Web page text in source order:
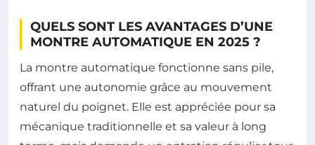
QUELS SONT LES AVANTAGES D’UNE
MONTRE AUTOMATIQUE EN 2025 ?
La montre automatique fonctionne sans pile,
offrant une autonomie grâce au mouvement
naturel du poignet. Elle est appréciée pour sa
mécanique traditionnelle et sa valeur à long